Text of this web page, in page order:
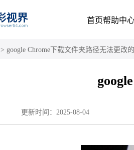
首页帮助中
> google Chrome下载文件夹路径无法更改
更新时间： 2025-08-04